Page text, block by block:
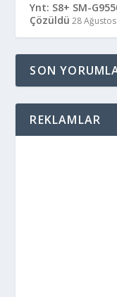
Ynt: S8+ SM-
Çözüldü 28
SON
REKLAMLAR